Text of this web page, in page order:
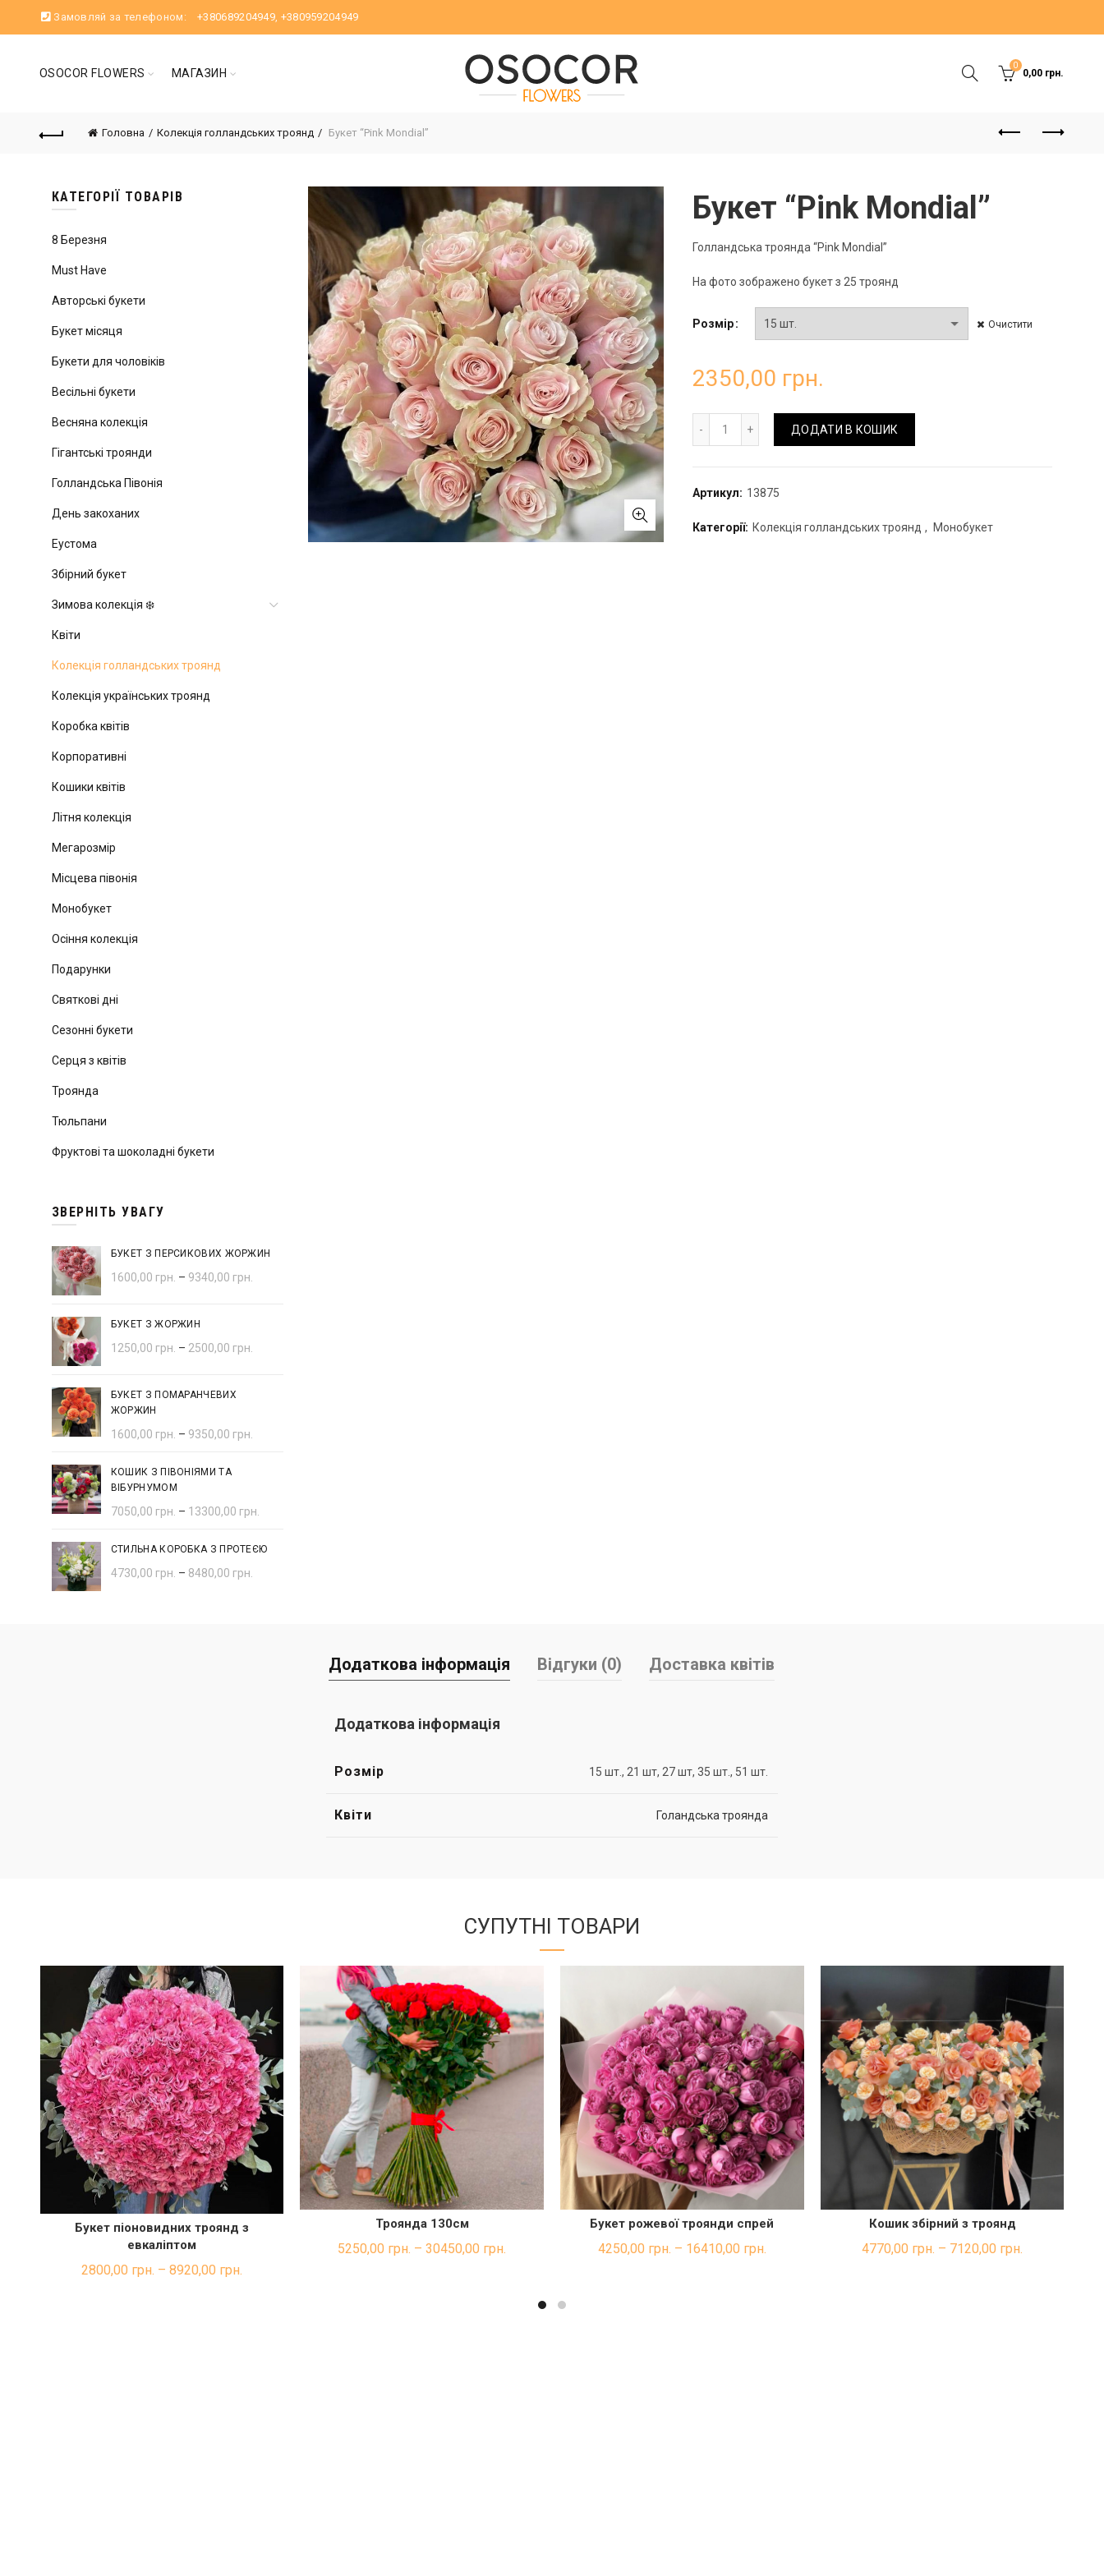
Замовляй за телефоном: +380689204949, +380959204949
OSOCOR FLOWERS МАГАЗИН
0
0,00грн.
Головна Колекція голландських троянд Букет “Pink Mondial”
Букет “Pink Mondial”
Голландська троянда “Pink Mondial”
На фото зображено букет з 25 троянд
Розмір Очистити
2350,00 грн.
ДОДАТИ В КОШИК
Артикул: 13875
Категорії: Колекція голландських троянд , Монобукет
КАТЕГОРІЇ ТОВАРІВ
8 Березня
Must Have
Авторські букети
Букет місяця
Букети для чоловіків
Весільні букети
Весняна колекція
Гігантські троянди
Голландська Півонія
День закоханих
Еустома
Збірний букет
Зимова колекція ❄️
Квіти
Колекція голландських троянд
Колекція українських троянд
Коробка квітів
Корпоративні
Кошики квітів
Літня колекція
Мегарозмір
Місцева півонія
Монобукет
Осіння колекція
Подарунки
Святкові дні
Сезонні букети
Серця з квітів
Троянда
Тюльпани
Фруктові та шоколадні букети
ЗВЕРНІТЬ УВАГУ
БУКЕТ З ПЕРСИКОВИХ ЖОРЖИН
1600,00 грн. – 9340,00 грн.
БУКЕТ З ЖОРЖИН
1250,00 грн. – 2500,00 грн.
БУКЕТ З ПОМАРАНЧЕВИХ
ЖОРЖИН
1600,00 грн. – 9350,00 грн.
КОШИК З ПІВОНІЯМИ ТА
ВІБУРНУМОМ
7050,00 грн. – 13300,00 грн.
СТИЛЬНА КОРОБКА З ПРОТЕЄЮ
4730,00 грн. – 8480,00 грн.
Додаткова інформація Відгуки (0) Доставка квітів
Додаткова інформація
Розмір 15 шт., 21 шт, 27 шт, 35 шт., 51 шт.
Квіти Голандська троянда
СУПУТНІ ТОВАРИ
ШВИДКА ПОКУПКА
Букет піоновидних троянд з
евкаліптом
2800,00 грн. – 8920,00 грн.
ШВИДКА ПОКУПКА
Троянда 130см
5250,00 грн. –30450,00 грн.
ШВИДКА ПОКУПКА
Букет рожевої троянди спрей
4250,00 грн. – 16410,00 грн.
ШВИДКА ПОКУПКА
Кошик збірний з троянд
4770,00 грн. – 7120,00 грн.